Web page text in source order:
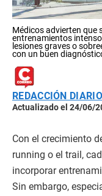
Médicos advierten que
entrenamientos
lesiones graves o
con un buen
REDACCIÓN
Actualizado el 24/06/
Con el crecimiento
running o el trail,
incorporar
Sin embargo,